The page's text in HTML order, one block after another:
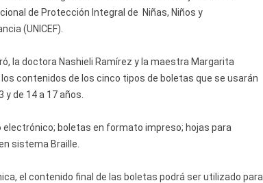
de Protección Integral de Niñas, Niños y
(UNICEF).
la doctora Nashieli Ramírez y la maestra Margarita
contenidos de los cinco tipos de boletas que se usarán
de 14 a 17 años.
boletas en formato impreso; hojas para
sistema Braille.
el contenido final de las boletas podrá ser utilizado para